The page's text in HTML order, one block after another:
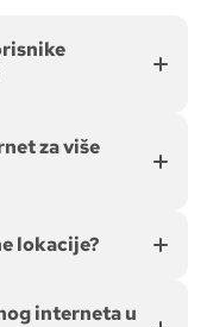
za više
lokacije?
interneta u